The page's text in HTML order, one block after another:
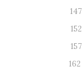
147
152
157
162